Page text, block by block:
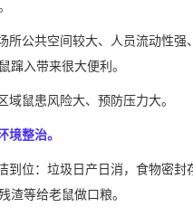
所公共空间较大、人员流动性强
蹿入带来很大便利。
域鼠患风险大、预防压力大。
境整治。
到位：垃圾日产日消，食物密封
渣等给老鼠做口粮。